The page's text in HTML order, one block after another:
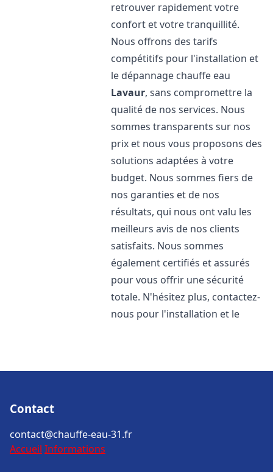
retrouver rapidement votre
confort et votre tranquillité.
Nous offrons des tarifs
compétitifs pour l'installation et
le dépannage chauffe eau
Lavaur, sans compromettre la
qualité de nos services. Nous
sommes transparents sur nos
prix et nous vous proposons des
solutions adaptées à votre
budget. Nous sommes fiers de
nos garanties et de nos
résultats, qui nous ont valu les
meilleurs avis de nos clients
satisfaits. Nous sommes
également certifiés et assurés
pour vous offrir une sécurité
totale. N'hésitez plus, contactez-
nous pour l'installation et le
Contact
contact@chauffe-eau-31.fr
Accueil Informations